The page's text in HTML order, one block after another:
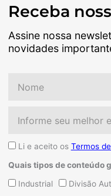
Receba
Assine nossa
novidades
AceiteLi e aceito os Termos
Quais tipos de conteúdo
QuaisIndustrial Divisão